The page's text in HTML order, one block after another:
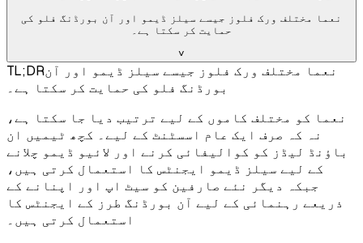
نعما مختلف ورک فلوز جیسے سیلز ڈیمو اور آن بورڈنگ فلو کی
حمایت کر سکتا ہے۔
˅
TL;DRنعما مختلف ورک فلوز جیسے سیلز ڈیمو اور آن
بورڈنگ فلو کی حمایت کر سکتا ہے۔
نعما کو مختلف کاموں کے لیے ترتیب دیا جا سکتا ہے،
نہ کہ صرف ایک عام اسسٹنٹ کے لیے۔ کچھ ٹیمیں ان
باؤنڈ لیڈز کو کوالیفائی کرنے اور لائیو ڈیمو چلانے
کے لیے سیلز ڈیمو ایجنٹس کا استعمال کرتی ہیں،
جبکہ دیگر نئے صارفین کو سیٹ اپ اور اپنانے کے
ذریعے رہنمائی کے لیے آن بورڈنگ طرز کے ایجنٹس کا
استعمال کرتی ہیں۔